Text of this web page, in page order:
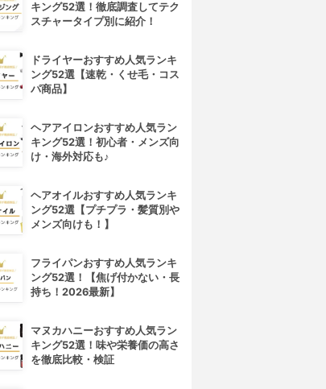
キング52選！徹底調査してテク
スチャータイプ別に紹介！
ドライヤーおすすめ人気ランキ
ング52選【速乾・くせ毛・コス
パ商品】
ヘアアイロンおすすめ人気ラン
キング52選！初心者・メンズ向
け・海外対応も♪
ヘアオイルおすすめ人気ランキ
ング52選【プチプラ・髪質別や
メンズ向けも！】
フライパンおすすめ人気ランキ
ング52選！【焦げ付かない・長
持ち！2026最新】
マヌカハニーおすすめ人気ラン
キング52選！味や栄養価の高さ
を徹底比較・検証